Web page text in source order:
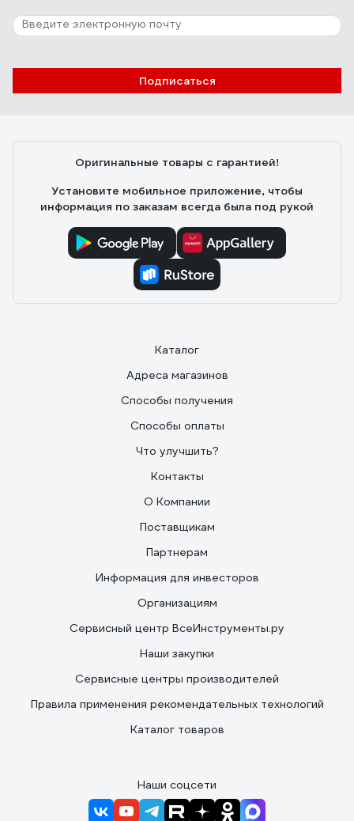
Подписаться
Оригинальные товары с гарантией!
Установите мобильное приложение, чтобы
информация по заказам всегда была под рукой
Каталог
Адреса магазинов
Способы получения
Способы оплаты
Что улучшить?
Контакты
О Компании
Поставщикам
Партнерам
Информация для инвесторов
Организациям
Сервисный центр ВсеИнструменты.ру
Наши закупки
Сервисные центры производителей
Правила применения рекомендательных технологий
Каталог товаров
Наши соцсети